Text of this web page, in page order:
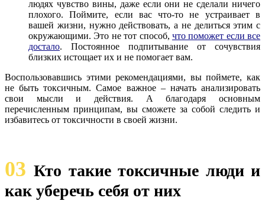
людях чувство вины, даже если они не сделали ничего
плохого. Поймите, если вас что-то не устраивает в
вашей жизни, нужно действовать, а не делиться этим с
окружающими. Это не тот способ, что поможет если все
достало. Постоянное подпитывание от сочувствия
близких истощает их и не помогает вам.
Воспользовавшись этими рекомендациями, вы поймете, как
не быть токсичным. Самое важное – начать анализировать
свои мысли и действия. А благодаря основным
перечисленным принципам, вы сможете за собой следить и
избавитесь от токсичности в своей жизни.
03Кто такие токсичные люди и
как уберечь себя от них